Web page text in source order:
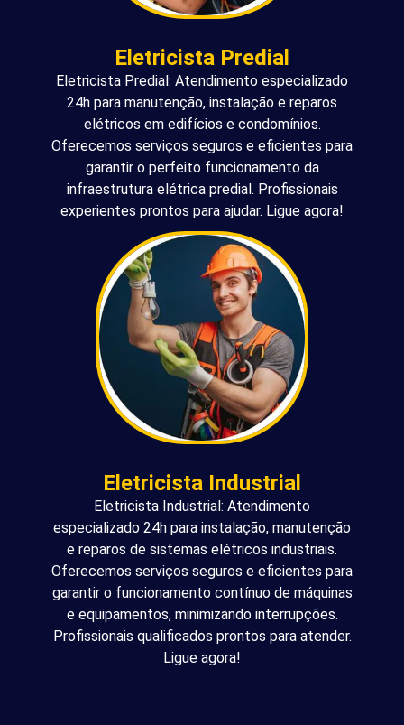
Eletricista Predial
Eletricista Predial: Atendimento especializado
24h para manutenção, instalação e reparos
elétricos em edifícios e condomínios.
Oferecemos serviços seguros e eficientes para
garantir o perfeito funcionamento da
infraestrutura elétrica predial. Profissionais
experientes prontos para ajudar. Ligue agora!
Eletricista Industrial
Eletricista Industrial: Atendimento
especializado 24h para instalação, manutenção
e reparos de sistemas elétricos industriais.
Oferecemos serviços seguros e eficientes para
garantir o funcionamento contínuo de máquinas
e equipamentos, minimizando interrupções.
Profissionais qualificados prontos para atender.
Ligue agora!